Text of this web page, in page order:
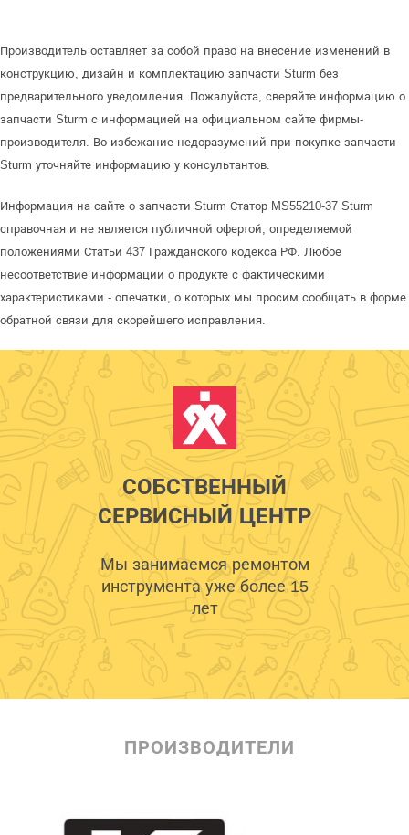
Производитель оставляет за собой право на внесение изменений в
конструкцию, дизайн и комплектацию запчасти Sturm без
предварительного уведомления. Пожалуйста, сверяйте информацию о
запчасти Sturm с информацией на официальном сайте фирмы-
производителя. Во избежание недоразумений при покупке запчасти
Sturm уточняйте информацию у консультантов.
Информация на сайте о запчасти Sturm Статор MS55210-37 Sturm
справочная и не является публичной офертой, определяемой
положениями Статьи 437 Гражданского кодекса РФ. Любое
несоответствие информации о продукте с фактическими
характеристиками - опечатки, о которых мы просим сообщать в форме
обратной связи для скорейшего исправления.
СОБСТВЕННЫЙ
СЕРВИСНЫЙ ЦЕНТР
Мы занимаемся ремонтом
инструмента уже более 15
лет
ПРОИЗВОДИТЕЛИ